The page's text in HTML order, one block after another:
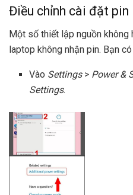
Điều chỉnh cài đặt pin
Một số thiết lập nguồn không
laptop không nhận pin. Bạn
Vào Settings> Power &
Settings.